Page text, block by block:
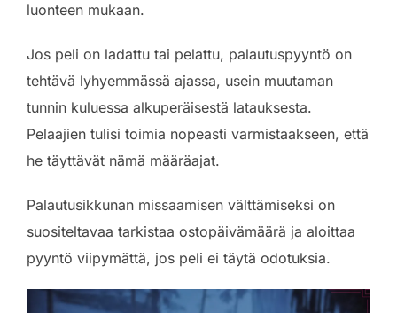
luonteen mukaan.
Jos peli on ladattu tai pelattu, palautuspyyntö on
tehtävä lyhyemmässä ajassa, usein muutaman
tunnin kuluessa alkuperäisestä latauksesta.
Pelaajien tulisi toimia nopeasti varmistaakseen, että
he täyttävät nämä määräajat.
Palautusikkunan missaamisen välttämiseksi on
suositeltavaa tarkistaa ostopäivämäärä ja aloittaa
pyyntö viipymättä, jos peli ei täytä odotuksia.